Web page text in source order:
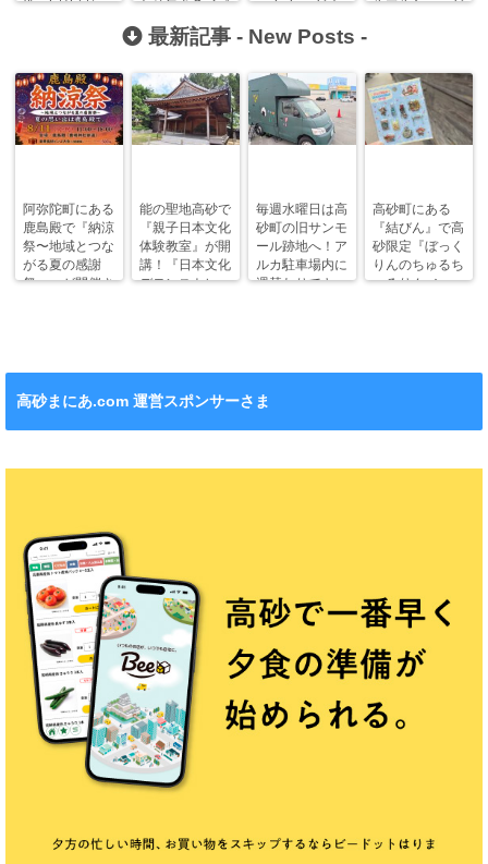
性・5月5日）
た活気あるイベ
ントに！
mahalo』がオ
い！
ルマルシェ』が
最新記事 - New Posts -
阿弥陀町にある
鹿島殿で『納涼
祭〜地域とつな
がる夏の感謝
祭〜』が開催さ
能の聖地高砂で
『親子日本文化
体験教室』が開
講！『日本文化
デモンストレー
毎週水曜日は高
砂町の旧サンモ
ール跡地へ！ア
ルカ駐車場内に
週替わりでキッ
高砂町にある
『結びん』で高
砂限定『ぼっく
りんのちゅるち
ゅるりん♪シー
高砂まにあ.com 運営スポンサーさま